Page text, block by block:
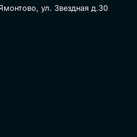
ул. Звездная д.30